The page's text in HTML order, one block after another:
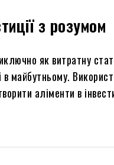
з розумом
як витратну
в майбутньому.
аліменти в